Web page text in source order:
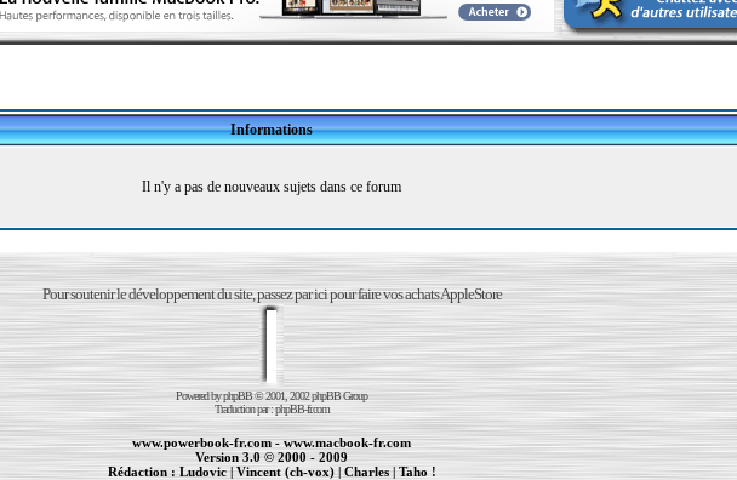
Informations
Il n'y a pas de nouveaux sujets dans ce forum
Pour soutenir le développement du site, passez par ici pour faire vos achats AppleStore
Powered byphpBB© 2001, 2002 phpBB Group
Traduction par :phpBB-fr.com
www.powerbook-fr.com-www.macbook-fr.com
Version 3.0 © 2000 - 2009
Rédaction :Ludovic|Vincent (ch-vox)| Charles|Taho !